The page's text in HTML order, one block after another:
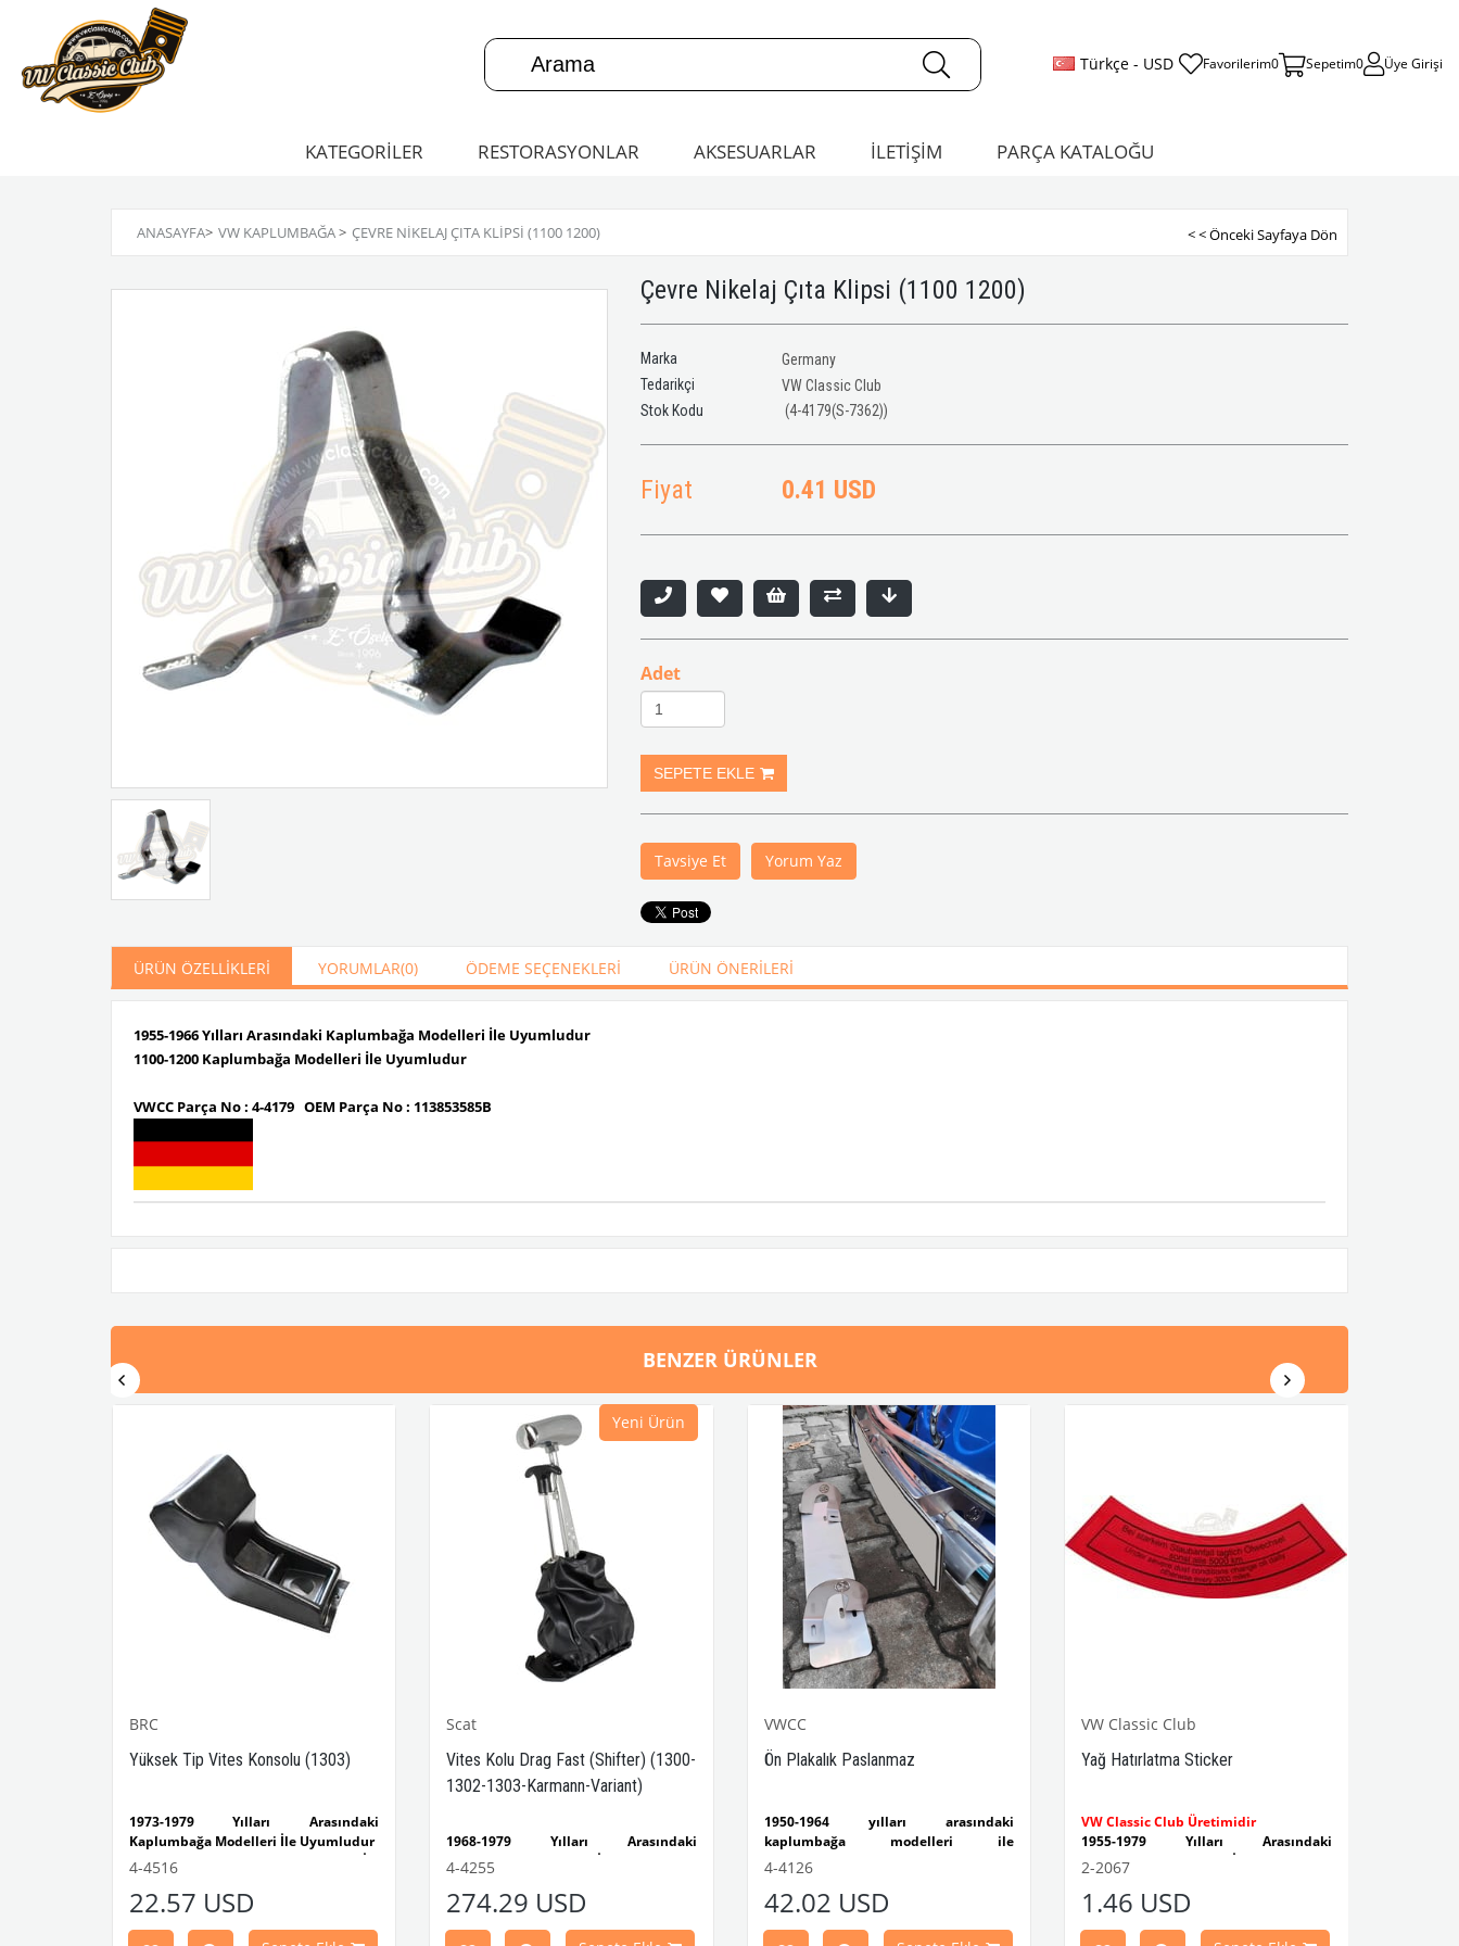
Türkçe - USD Favorilerim0 Sepetim0 Üye Girişi
KATEGORİLER RESTORASYONLAR AKSESUARLAR İLETİŞİM PARÇA KATALOĞU
ANASAYFA> VW KAPLUMBAĞA> ÇEVRE NIKELAJ ÇITA KLIPSI (1100 1200) < < Önceki Sayfaya Dön
Çevre Nikelaj Çıta Klipsi (1100 1200)
Marka
Germany
Tedarikçi
VW Classic Club
(4-4179(S-7362))
Fiyat 0.41 USD
Adet
Tavsiye Et Yorum Yaz
ÜRÜN ÖZELLIKLERI YORUMLAR(0) ÖDEME SEÇENEKLERI ÜRÜN ÖNERILERI
1955-1966 Yılları Arasındaki Kaplumbağa Modelleri İle Uyumludur
1100-1200 Kaplumbağa Modelleri İle Uyumludur
VWCC Parça No : 4-4179 OEM Parça No : 113853585B
BENZER ÜRÜNLER
BRC
Yüksek Tip Vites Konsolu (1303)
1973-1979 Yılları Arasındaki
Kaplumbağa Modelleri İle Uyumludur
1303 Kaplumbağa Modelleri İle
VWCC Parça No : 4-4516 OEM Parça No
4-4516
22.57 USD
Scat
Vites Kolu Drag Fast (Shifter) (1300-
1302-1303-Karmann-Variant)
1968-1979 Yılları Arasındaki
Kaplumbağa Modelleri İle Uyumludur
Modelleri İle Uyumludur
Ghia Modelleri İle Uyumludur
4-4255
274.29 USD
Yeni Ürün
VWCC
Ön Plakalık Paslanmaz
1950-1964 yılları arasındaki
kaplumbağa modelleri ile
uyumludur.
plakalıktan oluşmaktadır.
VWC Parça No: 4-4126
4-4126
42.02 USD
VW Classic Club
Yağ Hatırlatma Sticker
VW Classic Club Üretimidir
1955-1979 Yılları Arasındaki
Kaplumbağa Modelleri İle Uyumludur
Kaplumbağa Modelleri İle Uyumludur
Modelleri İle Uyumludur
2-2067
1.46 USD